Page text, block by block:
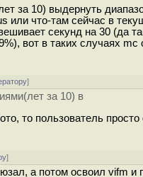
за 10) выдернуть
или что-там сейчас в
секунд на 30 (да
вот в таких случаях mc
]
за 10) в
то пользователь
]
а потом освоил vifm и